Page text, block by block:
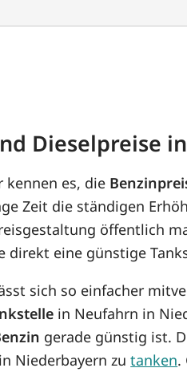
Dieselpreise
kennen es, die
Zeit die ständigen
öffentlich
direkt eine günstige
sich so einfacher
in Neufahrn in
gerade günstig ist.
Niederbayern zutanken.